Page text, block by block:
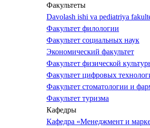
Факультеты
Davolash ishi va pediatriya
Факультет филологии
Факультет социальных наук
Экономический факультет
Факультет физической
Факультет цифровых
Факультет стоматологии и
Факультет туризма
Кафедры
Кафедра «Менеджмент и